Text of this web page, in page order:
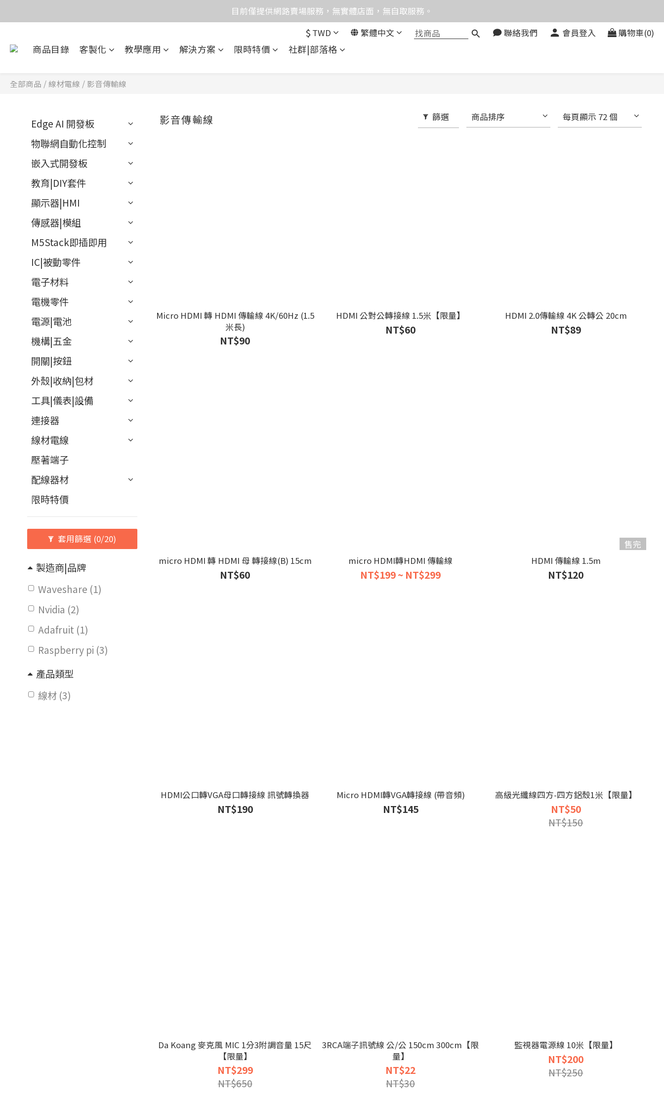
價格均含稅，下單享優惠！歡迎大量採購，由專人提供專案報價。
目前僅提供網路賣場服務，無實體店面，無自取服務。
目前電話系統異常，暫時無法正常接聽來電，請改播0989250580或是0962083580
價格均含稅，下單享優惠！歡迎大量採購，由專人提供專案報價。
$ TWD 繁體中文 聯絡我們 會員登入 購物車(0)
商品目錄 客製化 教學應用 解決方案 限時特價 社群|部落格
全部商品 /線材電線 / 影音傳輸線
Edge AI 開發板
物聯網自動化控制
嵌入式開發板
教育|DIY套件
顯示器|HMI
傳感器|模組
M5Stack即插即用
IC|被動零件
電子材料
電機零件
電源|電池
機構|五金
開關|按鈕
外殼|收納|包材
工具|儀表|設備
連接器
線材電線
壓著端子
配線器材
限時特價
套用篩選 (0/20)
製造商|品牌
Waveshare (1)
Nvidia (2)
Adafruit (1)
Raspberry pi (3)
產品類型
線材 (3)
影音傳輸線 篩選 商品排序 每頁顯示 72 個
Micro HDMI 轉 HDMI 傳輸線 4K/60Hz (1.5
米長)
NT$90
HDMI 公對公轉接線 1.5米【限量】
NT$60
HDMI 2.0傳輸線 4K 公轉公 20cm
NT$89
micro HDMI 轉 HDMI 母 轉接線(B) 15cm
NT$60
micro HDMI轉HDMI 傳輸線
NT$199 ~ NT$299
售完
HDMI 傳輸線 1.5m
NT$120
HDMI公口轉VGA母口轉接線 訊號轉換器
NT$190
Micro HDMI轉VGA轉接線 (帶音頻)
NT$145
高級光纖線四方-四方鋁殼1米【限量】
NT$50
NT$150
Da Koang 麥克風 MIC 1分3附調音量 15尺
【限量】
NT$299
NT$650
3RCA端子訊號線 公/公 150cm 300cm【限
量】
NT$22
NT$30
監視器電源線 10米【限量】
NT$200
NT$250